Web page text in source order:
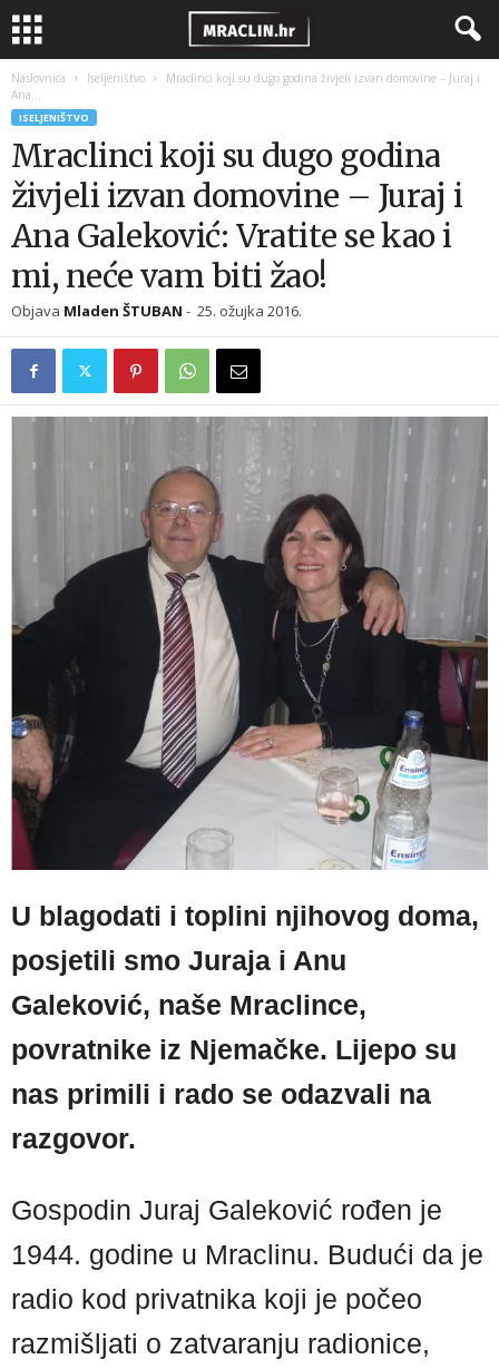
Naslovnica Iseljeništvo
Mraclinci koji su dugo godina živjeli izvan domovine – Juraj i
Ana...
ISELJENIŠTVO
Mraclinci koji su dugo godina
živjeli izvan domovine – Juraj i
Ana Galeković: Vratite se kao i
mi, neće vam biti žao!
Objava Mladen ŠTUBAN - 25. ožujka 2016.
U blagodati i toplini njihovog doma,
posjetili smo Juraja i Anu
Galeković, naše Mraclince,
povratnike iz Njemačke. Lijepo su
nas primili i rado se odazvali na
razgovor.
Gospodin Juraj Galeković rođen je
1944. godine u Mraclinu. Budući da je
radio kod privatnika koji je počeo
razmišljati o zatvaranju radionice,